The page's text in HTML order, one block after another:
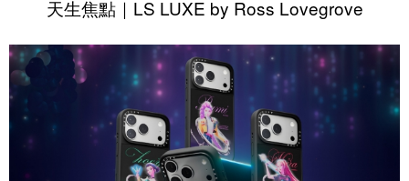
天生焦點｜LS LUXE by Ross Lovegrove